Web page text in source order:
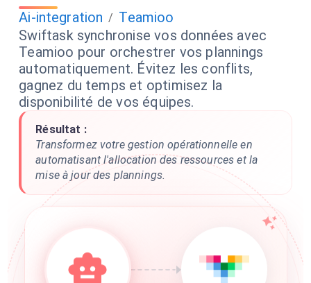
Ai-integration / Teamioo
Swiftask synchronise vos données avec
Teamioo pour orchestrer vos plannings
automatiquement. Évitez les conflits,
gagnez du temps et optimisez la
disponibilité de vos équipes.
Résultat :
Transformez votre gestion opérationnelle en
automatisant l'allocation des ressources et la
mise à jour des plannings.